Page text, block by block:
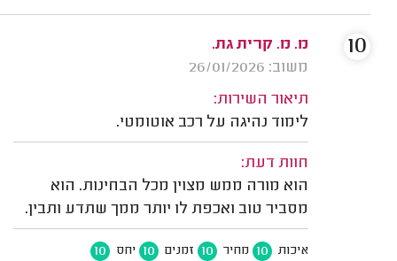
מ. מ. קרית גת.
משוב: 26/01/2026
תיאור השירות:
לימוד נהיגה על רכב אוטומטי.
חוות דעת:
הוא מורה ממש מצוין מכל הבחינות. הוא
מסביר טוב ואכפת לו יותר ממך שתדע ותבין.
איכות 10 מחיר 10 זמנים 10 יחס 10
10